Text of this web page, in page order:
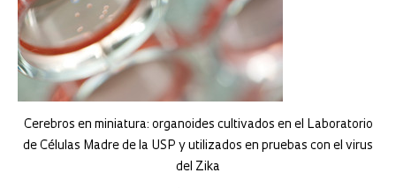
Cerebros en miniatura: organoides cultivados en el Laboratorio
de Células Madre de la USP y utilizados en pruebas con el virus
del Zika